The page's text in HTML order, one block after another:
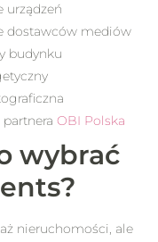
urządzeń
dostawców mediów
budynku
OBI Polska
wybrać
nieruchomości, ale